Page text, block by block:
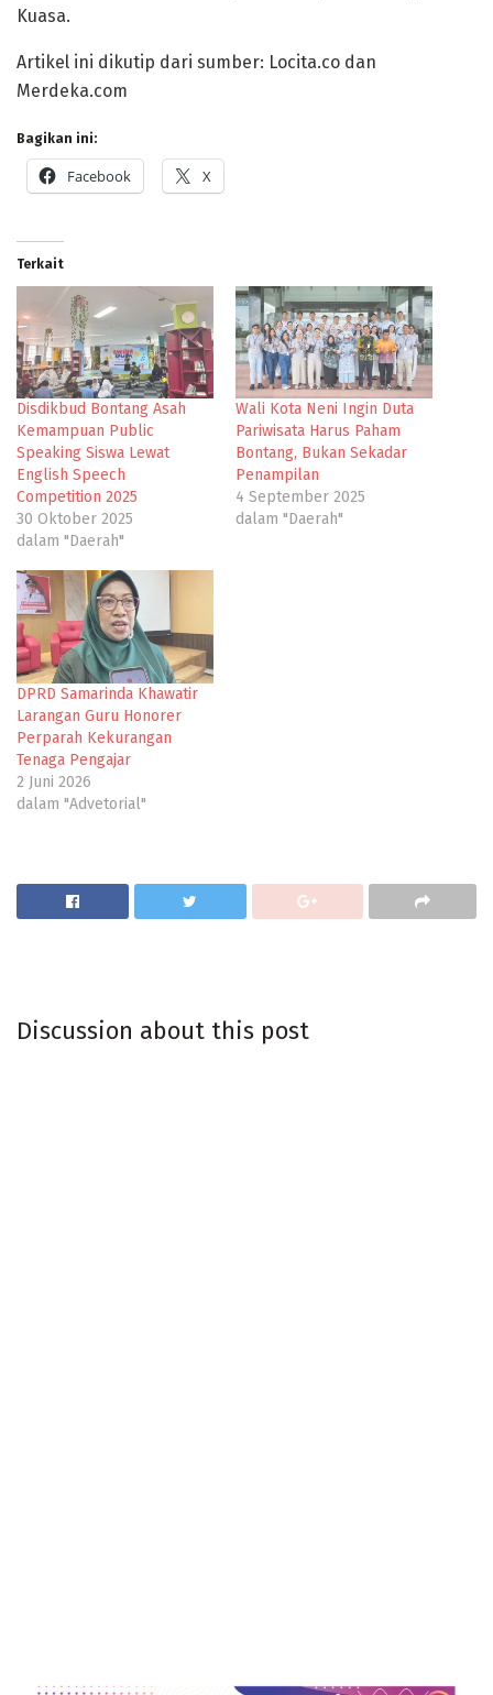
Kuasa.
Artikel ini dikutip dari sumber: Locita.co dan
Merdeka.com
Bagikan ini:
Facebook X
Terkait
Disdikbud Bontang Asah
Kemampuan Public
Speaking Siswa Lewat
English Speech
Competition 2025
30 Oktober 2025
dalam "Daerah"
Wali Kota Neni Ingin Duta
Pariwisata Harus Paham
Bontang, Bukan Sekadar
Penampilan
4 September 2025
dalam "Daerah"
DPRD Samarinda Khawatir
Larangan Guru Honorer
Perparah Kekurangan
Tenaga Pengajar
2 Juni 2026
dalam "Advetorial"
Discussion about this post